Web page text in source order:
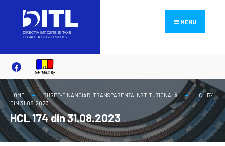
content
MENU
HOME BUGET-FINANCIAR, TRANSPARENȚĂ INSTITUȚIONALĂ
HCL 174
DIN 31.08.2023
HCL 174 din 31.08.2023
for: